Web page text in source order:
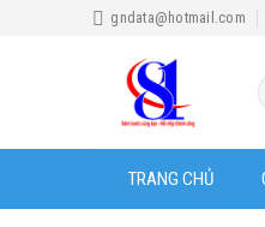
gndata@hotmail.com
TRANG CHỦ